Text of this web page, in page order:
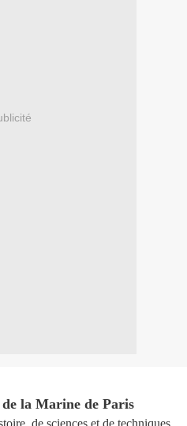
la Marine de Paris